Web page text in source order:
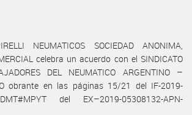
NEUMATICOS SOCIEDAD ANONIMA,
celebra un acuerdo con el SINDICATO
DEL NEUMATICO ARGENTINO –
obrante en las páginas 15/21 del IF-2019-
del EX–2019-05308132-APN-